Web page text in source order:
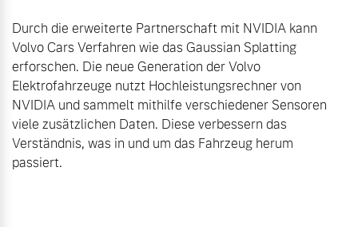
Durch die erweiterte Partnerschaft mit NVIDIA kann
Volvo Cars Verfahren wie das Gaussian Splatting
erforschen. Die neue Generation der Volvo
Elektrofahrzeuge nutzt Hochleistungsrechner von
NVIDIA und sammelt mithilfe verschiedener Sensoren
viele zusätzlichen Daten. Diese verbessern das
Verständnis, was in und um das Fahrzeug herum
passiert.